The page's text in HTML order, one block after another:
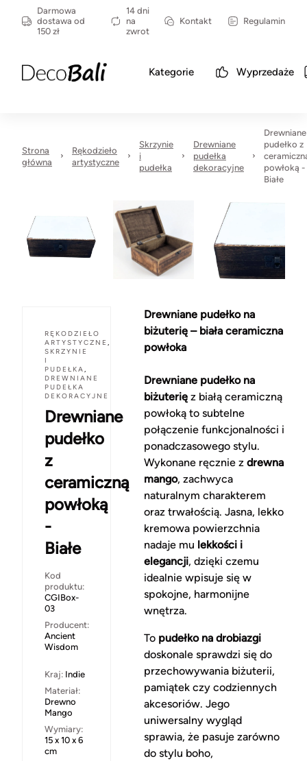
Darmowa
dostawa od
150 zł
14 dni
na
zwrot
Kontakt Regulamin
Kategorie Wyprzedaże
Strona
główna
Rękodzieło
artystyczne
Skrzynie
i
pudełka
Drewniane
pudełka
dekoracyjne
Drewniane
pudełko z
powłoką -
Białe
RĘKODZIEŁO
ARTYSTYCZNE ,
SKRZYNIE
I
PUDEŁKA,
DREWNIANE
PUDEŁKA
DEKORACYJNE
Drewniane
pudełko
z
ceramiczną
powłoką
-
Białe
Kod
produktu:
CGIBox-
03
Producent:
Ancient
Wisdom
Kraj: Indie
Materiał:
Drewno
Mango
Wymiary:
15 x 10 x 6
cm
Drewniane pudełko na
biżuterię – biała ceramiczna
powłoka
Drewniane pudełko na
biżuterięz białą ceramiczną
powłoką to subtelne
połączenie funkcjonalności i
ponadczasowego stylu.
Wykonane ręcznie z drewna
mango, zachwyca
naturalnym charakterem
oraz trwałością. Jasna, lekko
kremowa powierzchnia
nadaje mu lekkości i
elegancji, dzięki czemu
idealnie wpisuje się w
spokojne, harmonijne
wnętrza.
To pudełko na drobiazgi
doskonale sprawdzi się do
przechowywania biżuterii,
pamiątek czy codziennych
akcesoriów. Jego
uniwersalny wygląd
sprawia, że pasuje zarówno
do stylu boho,